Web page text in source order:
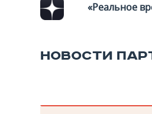
«Реальное
НОВОСТИ